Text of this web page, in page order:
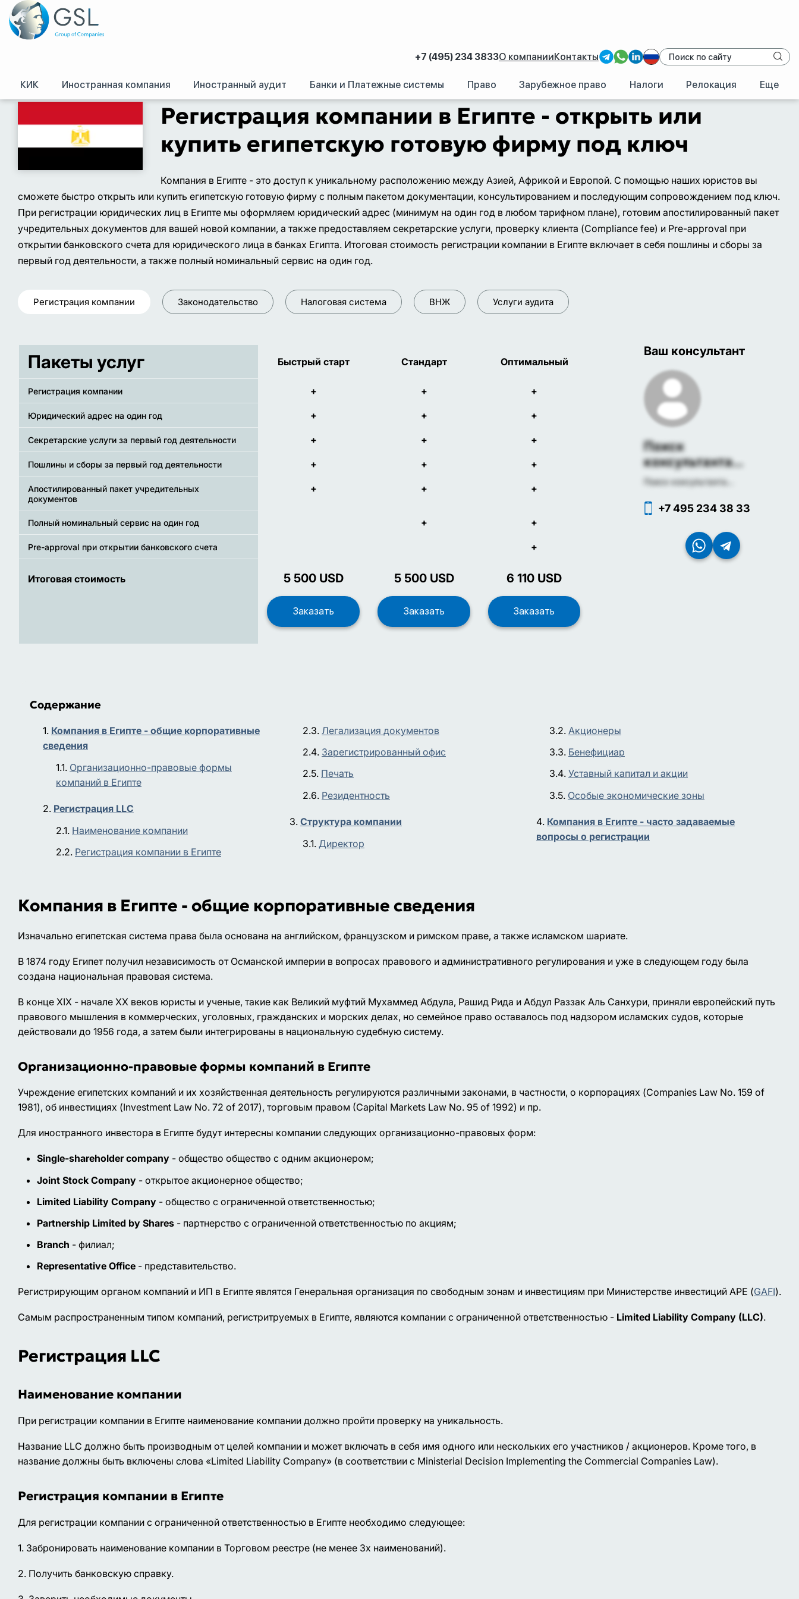
+7 (495) 234 3833О компанииКонтакты
КИК Иностранная компания Иностранный аудит Банки и Платежные системы Право Зарубежное право Налоги Релокация Еще
GSL/Оффшоры и международное право. Регистрация оффшорных компаний./ Регистрация иностранных компаний за рубежом / Египет
Регистрация компании в Египте - открыть или
купить египетскую готовую фирму под ключ
Компания в Египте - это доступ к уникальному расположению между Азией, Африкой и Европой. С помощью наших юристов вы
сможете быстро открыть или купить египетскую готовую фирму с полным пакетом документации, консультированием и последующим сопровождением под ключ.
При регистрации юридических лиц в Египте мы оформляем юридический адрес (минимум на один год в любом тарифном плане), готовим апостилированный пакет
учредительных документов для вашей новой компании, а также предоставляем секретарские услуги, проверку клиента (Compliance fee) и Pre-approval при
открытии банковского счета для юридического лица в банках Египта. Итоговая стоимость регистрации компании в Египте включает в себя пошлины и сборы за
первый год деятельности, а также полный номинальный сервис на один год.
Регистрация компании Законодательство Налоговая система ВНЖ Услуги аудита
Пакеты услуг Быстрый старт Стандарт Оптимальный
Регистрация компании + + +
Юридический адрес на один год + + +
Секретарские услуги за первый год деятельности + + +
Пошлины и сборы за первый год деятельности + + +
Апостилированный пакет учредительных
документов
+ + +
Полный номинальный сервис на один год + +
Pre-approval при открытии банковского счета +
Итоговая стоимость 5 500 USD 5 500 USD 6 110 USD
Ваш консультант
Поиск
консультанта...
Поиск консультанта...
+7 495 234 38 33
Содержание
Компания в Египте - общие корпоративные
сведения
Организационно-правовые формы
компаний в Египте
Регистрация LLC
Наименование компании
Регистрация компании в Египте
Легализация документов
Зарегистрированный офис
Печать
Резидентность
Структура компании
Директор
Акционеры
Бенефициар
Уставный капитал и акции
Особые экономические зоны
Компания в Египте - часто задаваемые
вопросы о регистрации
Компания в Египте - общие корпоративные сведения
Изначально египетская система права была основана на английском, французском и римском праве, а также исламском шариате.
В 1874 году Египет получил независимость от Османской империи в вопросах правового и административного регулирования и уже в следующем году была
создана национальная правовая система.
В конце XIX - начале XX веков юристы и ученые, такие как Великий муфтий Мухаммед Абдула, Рашид Рида и Абдул Раззак Аль Санхури, приняли европейский путь
правового мышления в коммерческих, уголовных, гражданских и морских делах, но семейное право оставалось под надзором исламских судов, которые
действовали до 1956 года, а затем были интегрированы в национальную судебную систему.
Организационно-правовые формы компаний в Египте
Учреждение египетских компаний и их хозяйственная деятельность регулируются различными законами, в частности, о корпорациях (Companies Law No. 159 of
1981), об инвестициях (Investment Law No. 72 of 2017), торговым правом (Сapital Markets Law No. 95 of 1992) и пр.
Для иностранного инвестора в Египте будут интересны компании следующих организационно-правовых форм:
Single-shareholder company - общество общество с одним акционером;
Joint Stock Company - открытое акционерное общество;
Limited Liability Company - общество с ограниченной ответственностью;
Partnership Limited by Shares - партнерство с ограниченной ответственностью по акциям;
Branch - филиал;
Representative Office - представительство.
Регистрирующим органом компаний и ИП в Египте являтся Генеральная организация по свободным зонам и инвестициям при Министерстве инвестиций АРЕ (GAFI).
Самым распространенным типом компаний, регистритруемых в Египте, являются компании с ограниченной ответственностью - Limited Liability Company (LLC).
Регистрация LLC
Наименование компании
При регистрации компании в Египте наименование компании должно пройти проверку на уникальность.
Название LLC должно быть производным от целей компании и может включать в себя имя одного или нескольких его участников / акционеров. Кроме того, в
название должны быть включены слова «Limited Liability Company» (в соответствии с Ministerial Decision Implementing the Commercial Companies Law).
Регистрация компании в Египте
Для регистрации компании с ограниченной ответственностью в Египте необходимо следующее:
1. Забронировать наименование компании в Торговом реестре (не менее 3х наименований).
2. Получить банковскую справку.